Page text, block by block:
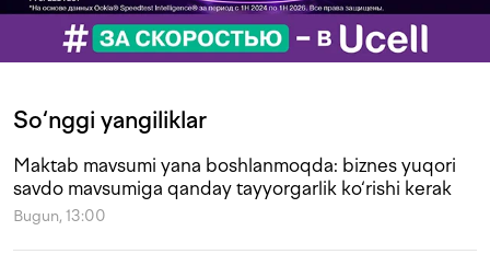
So‘nggi yangiliklar
Maktab mavsumi yana boshlanmoqda: biznes yuqori
savdo mavsumiga qanday tayyorgarlik ko‘rishi kerak
Bugun, 13:00